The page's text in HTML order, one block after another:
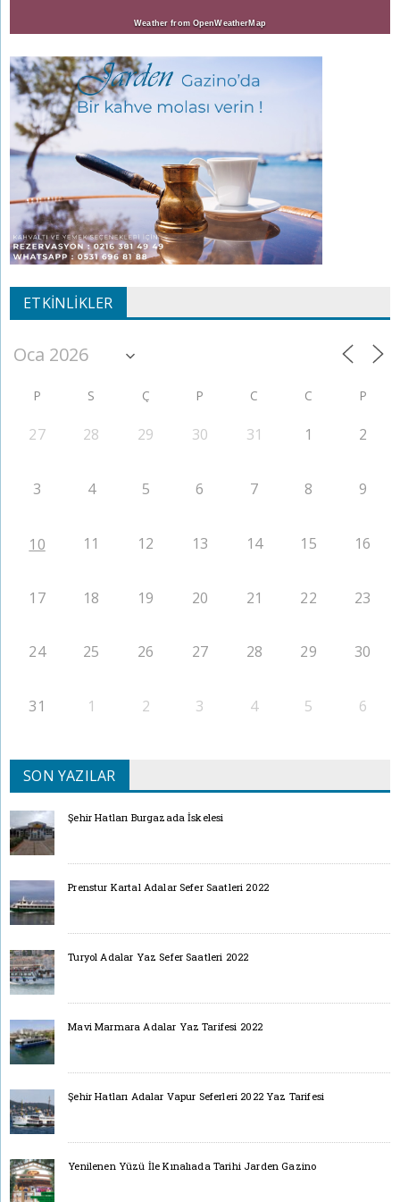
Weather from OpenWeatherMap
ETKINLIKLER
P S Ç P C C P
27 28 29 30 31 1 2
3 4 5 6 7 8 9
10 11 12 13 14 15 16
17 18 19 20 21 22 23
24 25 26 27 28 29 30
31 1 2 3 4 5 6
SON YAZILAR
Şehir Hatları Burgazada İskelesi
Prenstur Kartal Adalar Sefer Saatleri 2022
Turyol Adalar Yaz Sefer Saatleri 2022
Mavi Marmara Adalar Yaz Tarifesi 2022
Şehir Hatları Adalar Vapur Seferleri 2022 Yaz Tarifesi
Yenilenen Yüzü İle Kınalıada Tarihi Jarden Gazino